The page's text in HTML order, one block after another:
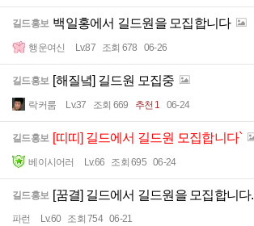
길드홍보 백일홍에서 길드원을 모집합니다
행운여신 Lv.87 조회 678 06-26
길드홍보 [해질녘] 길드원 모집중
락커룸 Lv.37 조회 669 추천 1 06-24
길드홍보 [띠띠] 길드에서 길드원 모집합니다`
베이시어러 Lv.66 조회 695 06-24
길드홍보 [꿈결] 길드에서 길드원을 모집합니다.
파런 Lv.60 조회 754 06-21